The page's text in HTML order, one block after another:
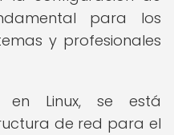
para los
y profesionales
en Linux, se está
de red para el